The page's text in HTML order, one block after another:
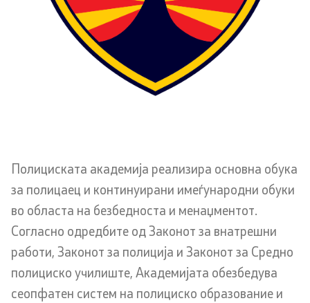
Полициска академија
Безбедност на класифицирани информации и
соработка со НАТО
Информатика и телекомуникации
Општи и заеднички работи
Прекршоци
Сајбер безбедност
Анализи и статистики
Полициската академија реализира основна обука
за полицаец и континуирани имеѓународни обуки
во областа на безбедноста и менаџментот.
Согласно одредбите од Законот за внатрешни
работи, Законот за полиција и Законот за Средно
полициско училиште, Академијата обезбедува
сеопфатен систем на полициско образование и